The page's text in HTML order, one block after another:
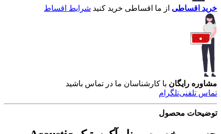
خرید اقساطی از ما اقساطی خرید کنید شرایط اقساط
مشاوره رایگان با کارشناسان ما در تماس باشید
تماس تلفنیتلگرام
توضیحات محصول